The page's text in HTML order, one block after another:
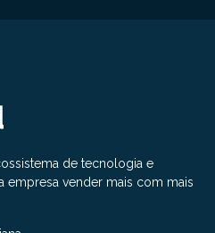
de tecnologia e
empresa vender mais com mais